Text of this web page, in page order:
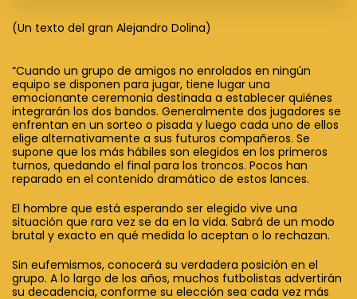
(Un texto del gran Alejandro Dolina)
“Cuando un grupo de amigos no enrolados en ningún
equipo se disponen para jugar, tiene lugar una
emocionante ceremonia destinada a establecer quiénes
integrarán los dos bandos. Generalmente dos jugadores se
enfrentan en un sorteo o pisada y luego cada uno de ellos
elige alternativamente a sus futuros compañeros. Se
supone que los más hábiles son elegidos en los primeros
turnos, quedando el final para los troncos. Pocos han
reparado en el contenido dramático de estos lances.
El hombre que está esperando ser elegido vive una
situación que rara vez se da en la vida. Sabrá de un modo
brutal y exacto en qué medida lo aceptan o lo rechazan.
Sin eufemismos, conocerá su verdadera posición en el
grupo. A lo largo de los años, muchos futbolistas advertirán
su decadencia, conforme su elección sea cada vez más